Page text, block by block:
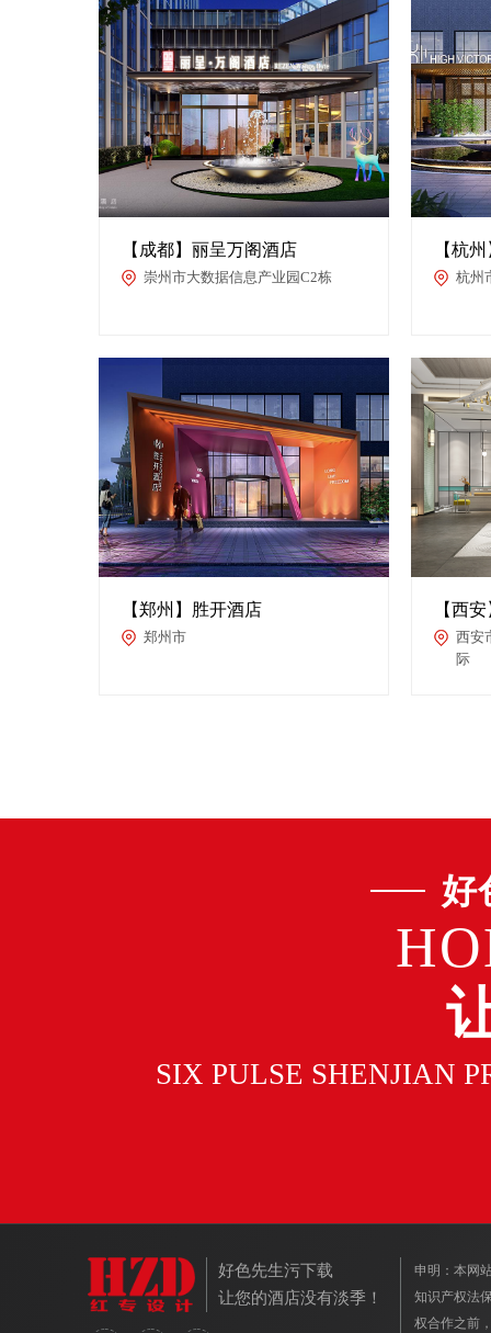
【成都】丽呈万阁酒店
崇州市大数据信息产业园C2栋
【杭
杭州
【郑州】胜开酒店
郑州市
【西
西安
际
好
SIX PULSE SHENJIAN
好色先生污下载
让您的酒店没有淡季！
申明：
知识产权法保
权合作之前